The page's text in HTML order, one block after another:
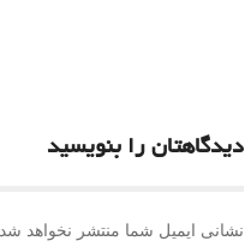
دیدگاهتان را بنویسید
نشانی ایمیل شما منتشر نخواهد شد.